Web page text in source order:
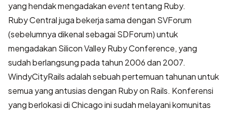
yang hendak mengadakan eventtentang Ruby.
Ruby Central juga bekerja sama dengan SVForum
(sebelumnya dikenal sebagai SDForum) untuk
mengadakan Silicon Valley Ruby Conference, yang
sudah berlangsung pada tahun 2006 dan 2007.
WindyCityRailsadalah sebuah pertemuan tahunan untuk
semua yang antusias dengan Ruby on Rails. Konferensi
yang berlokasi di Chicago ini sudah melayani komunitas